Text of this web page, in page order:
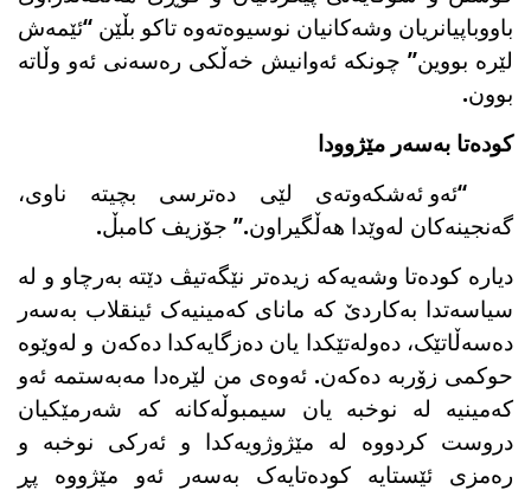
باووباپیانریان وشەکانیان نوسیوەتەوە تاکو بڵێن “ئێمەش
لێرە بووین” چونکە ئەوانیش خەڵکی رەسەنی ئەو وڵاتە
بوون.
کودەتا بەسەر مێژوودا
“ئەو ئەشکەوتەی لێی دەترسی بچیتە ناوی،
گەنجینەکان لەوێدا هەڵگیراون.” جۆزیف کامبڵ.
دیارە کودەتا وشەیەکە زیدەتر نێگەتیڤ دێتە بەرچاو و لە
سیاسەتدا بەکاردێ کە مانای کەمینیەک ئینقلاب بەسەر
دەسەڵاتێک، دەولەتێکدا یان دەزگایەکدا دەکەن و لەوێوە
حوکمی زۆربە دەکەن. ئەوەی من لێرەدا مەبەستمە ئەو
کەمینیە لە نوخبە یان سیمبوڵەکانە کە شەرمێکیان
دروست کردووە لە مێژوژویەکدا و ئەرکی نوخبە و
رەمزی ئێستایە کودەتایەک بەسەر ئەو مێژووە پڕ